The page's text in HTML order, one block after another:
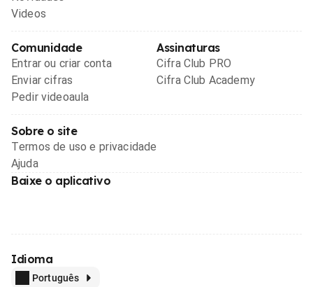
Videos
Comunidade
Entrar ou criar conta
Enviar cifras
Pedir videoaula
Assinaturas
Cifra Club PRO
Cifra Club Academy
Sobre o site
Termos de uso e privacidade
Ajuda
Baixe o aplicativo
Idioma
Português